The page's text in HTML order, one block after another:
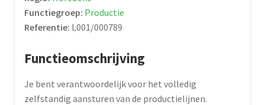
Functiegroep: Productie
Referentie: L001/000789
Functieomschrijving
Je bent verantwoordelijk voor het volledig
zelfstandig aansturen van de productielijnen.